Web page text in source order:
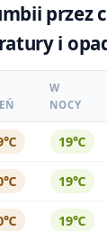
przez
i
W
NOCY
19℃
19℃
19℃